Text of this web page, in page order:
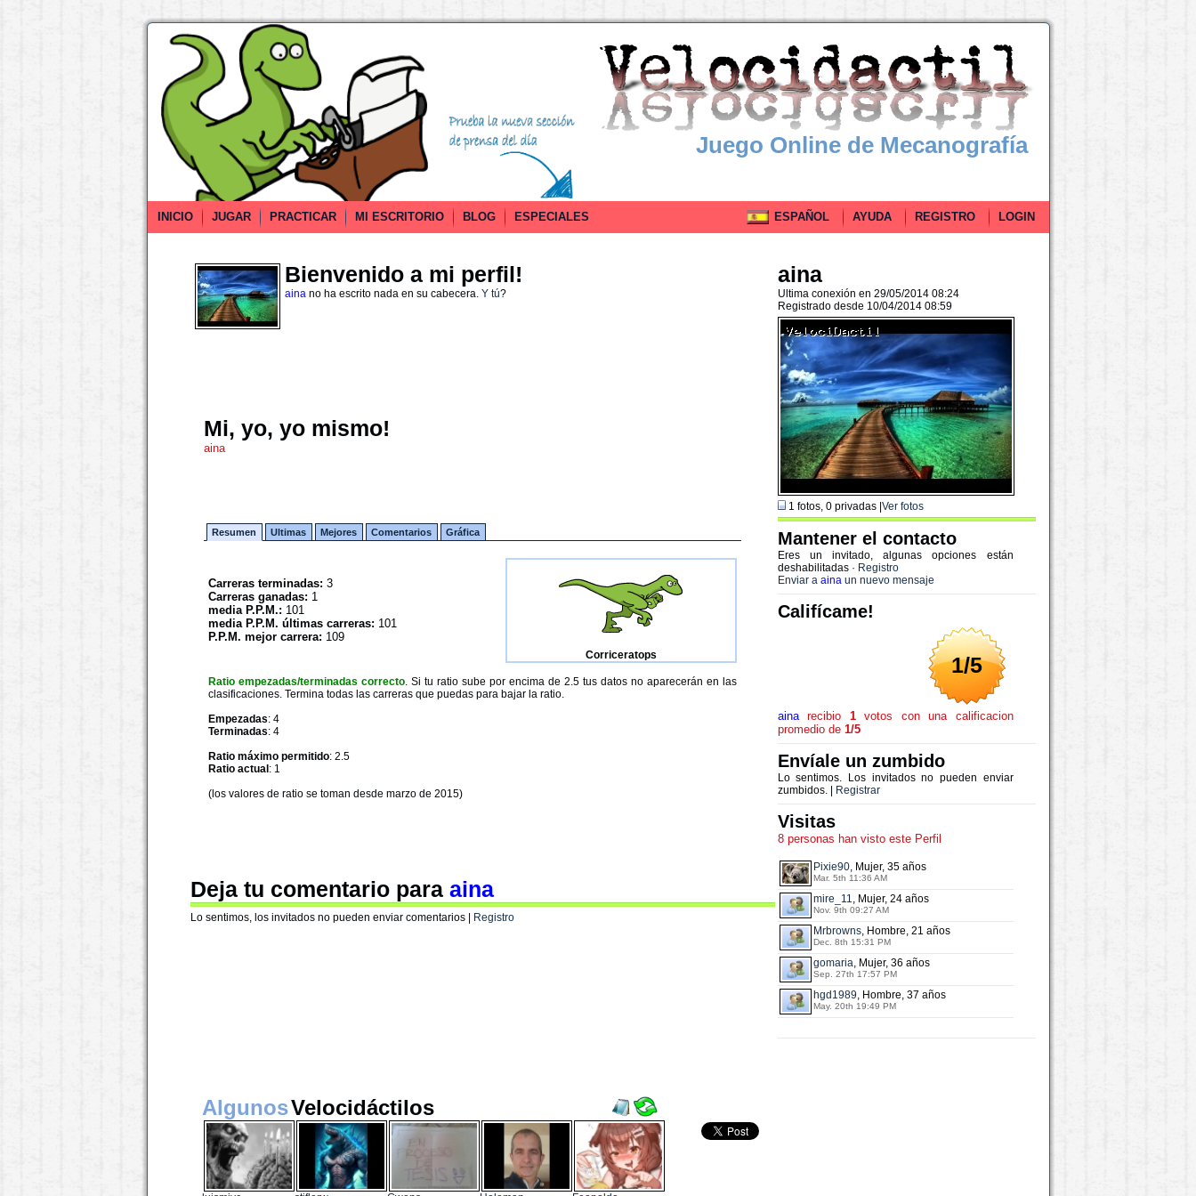
Juego Online de Mecanografía
INICIO JUGAR PRACTICAR MI ESCRITORIO BLOG ESPECIALES ESPAÑOL AYUDA REGISTRO LOGIN
Bienvenido a mi perfil!
ainano ha escrito nada en su cabecera. Y tú?
Mi, yo, yo mismo!
aina
Resumen Ultimas Mejores Comentarios Gráfica
Carreras terminadas: 3
Carreras ganadas: 1
media P.P.M.: 101
media P.P.M. últimas carreras: 101
P.P.M. mejor carrera: 109
Corriceratops
Ratio empezadas/terminadas correcto. Si tu ratio sube por encima de 2.5 tus datos no aparecerán en las
clasificaciones. Termina todas las carreras que puedas para bajar la ratio.
Empezadas: 4
Terminadas: 4
Ratio máximo permitido: 2.5
Ratio actual : 1
(los valores de ratio se toman desde marzo de 2015)
Deja tu comentario para aina
Lo sentimos, los invitados no pueden enviar comentarios | Registro
aina
Ultima conexión en 29/05/2014 08:24
Registrado desde 10/04/2014 08:59
1 fotos, 0 privadas | Ver fotos
Mantener el contacto
Eres un invitado, algunas opciones están
deshabilitadas · Registro
Enviar a ainaun nuevo mensaje
Califícame!
1/5
ainarecibio 1votos con una calificacion
promedio de 1/5
Envíale un zumbido
Lo sentimos. Los invitados no pueden enviar
zumbidos. |
Registrar
Visitas
8 personas han visto este Perfil
Pixie90, Mujer, 35 años
Mar. 5th 11:36 AM
mire_11, Mujer, 24 años
Nov. 9th 09:27 AM
Mrbrowns, Hombre, 21 años
Dec. 8th 15:31 PM
gomaria, Mujer, 36 años
Sep. 27th 17:57 PM
hgd1989, Hombre, 37 años
May. 20th 19:49 PM
AlgunosVelocidáctilos